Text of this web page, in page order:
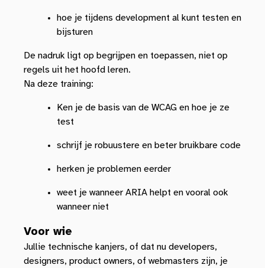
hoe je tijdens development al kunt testen en
bijsturen
De nadruk ligt op begrijpen en toepassen, niet op
regels uit het hoofd leren.
Na deze training:
Ken je de basis van de WCAG en hoe je ze
test
schrijf je robuustere en beter bruikbare code
herken je problemen eerder
weet je wanneer ARIA helpt en vooral ook
wanneer niet
Voor wie
Jullie technische kanjers, of dat nu developers,
designers, product owners, of webmasters zijn, je